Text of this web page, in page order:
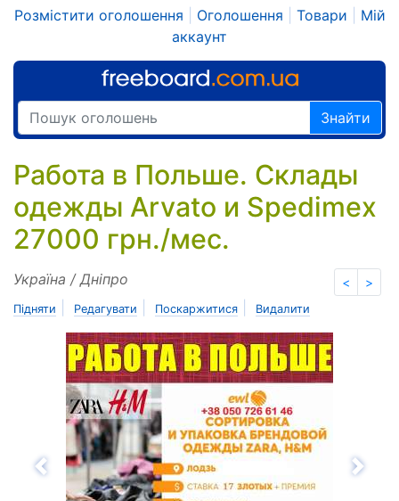
Розмістити оголошення Оголошення Товари
Мій
аккаунт
Знайти
Работа в Польше. Склады
одежды Arvato и Spedimex
27000 грн./мес.
< >
Україна / Дніпро
Підняти Редагувати Поскаржитися Видалити
Назад